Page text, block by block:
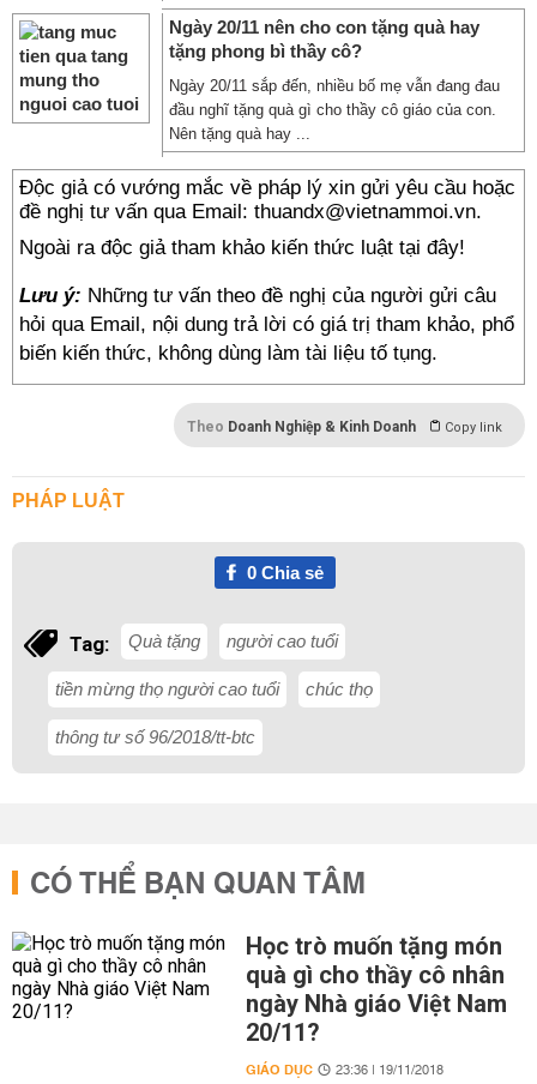
Ngày 20/11 nên cho con tặng quà hay
tặng phong bì thầy cô?
Ngày 20/11 sắp đến, nhiều bố mẹ vẫn đang đau
đầu nghĩ tặng quà gì cho thầy cô giáo của con.
Nên tặng quà hay ...
Độc giả có vướng mắc về pháp lý xin gửi yêu cầu hoặc
đề nghị tư vấn qua Email: thuandx@vietnammoi.vn.
Ngoài ra độc giả tham khảo kiến thức luật tại đây!
Lưu ý: Những tư vấn theo đề nghị của người gửi câu
hỏi qua Email, nội dung trả lời có giá trị tham khảo, phổ
biến kiến thức, không dùng làm tài liệu tố tụng.
Theo Doanh Nghiệp & Kinh Doanh Copy link
PHÁP LUẬT
0Chia sẻ
Tag: Quà tặng người cao tuổi
tiền mừng thọ người cao tuổi chúc thọ
thông tư số 96/2018/tt-btc
CÓ THỂ BẠN QUAN TÂM
Học trò muốn tặng món
quà gì cho thầy cô nhân
ngày Nhà giáo Việt Nam
20/11?
GIÁO DỤC 23:36 | 19/11/2018